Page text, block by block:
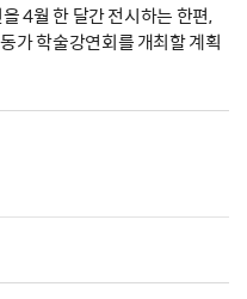
4월 한 달간 전시하는 한편,
가 학술강연회를 개최할 계획